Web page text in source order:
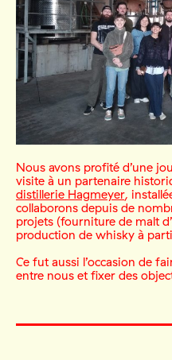
Nous avons profité d’une
visite à un partenaire
distillerie Hagmeyer,
collaborons depuis de
projets (fourniture de malt
production de whisky à
Ce fut aussi l’occasion de
entre nous et fixer des